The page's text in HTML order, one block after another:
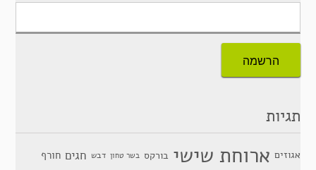
תגיות
אגוזים ארוחת שישי בורקס בשר טחון דבש חגים חורף